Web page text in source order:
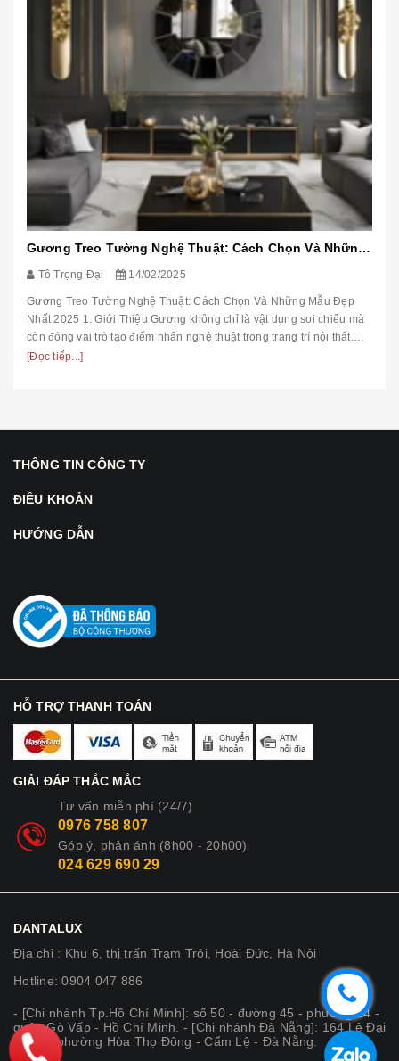
Gương Treo Tường Nghệ Thuật: Cách Chọn Và Những Mẫu Đẹp Nhất 2025
Tô Trọng Đại 14/02/2025
Gương Treo Tường Nghệ Thuật: Cách Chọn Và Những Mẫu Đẹp
Nhất 2025 1. Giới Thiệu Gương không chỉ là vật dụng soi chiếu mà
còn đóng vai trò tạo điểm nhấn nghệ thuật trong trang trí nội thất.
Trong ...
[Đọc tiếp...]
THÔNG TIN CÔNG TY
ĐIỀU KHOẢN
HƯỚNG DẪN
HỖ TRỢ THANH TOÁN
GIẢI ĐÁP THẮC MẮC
Tư vấn miễn phí (24/7)
0976 758 807
Góp ý, phản ánh (8h00 - 20h00)
024 629 690 29
DANTALUX
Địa chỉ : Khu 6, thị trấn Trạm Trôi, Hoài Đức, Hà Nội
Hotline: 0904 047 886
- [Chi nhánh Tp.Hồ Chí Minh]: số 50 - đường 45 - phường 14 -
quận Gò Vấp - Hồ Chí Minh. - [Chi nhánh Đà Nẵng]: 164 Lê Đại
Hành - phường Hòa Thọ Đông - Cẩm Lệ - Đà Nẵng.